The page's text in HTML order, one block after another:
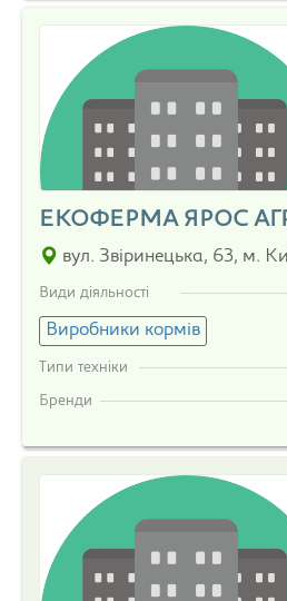
ЕКОФЕРМА ЯРОС
вул. Звіринецька, 63, м.
Види діяльності
Виробники кормів
Типи техніки
Бренди